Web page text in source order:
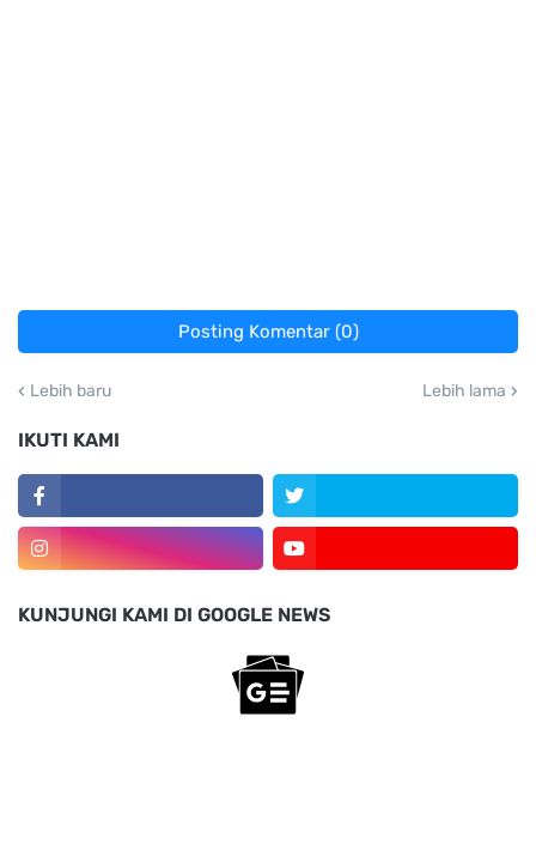
Posting Komentar (0)
Lebih baru Lebih lama
IKUTI KAMI
KUNJUNGI KAMI DI GOOGLE NEWS